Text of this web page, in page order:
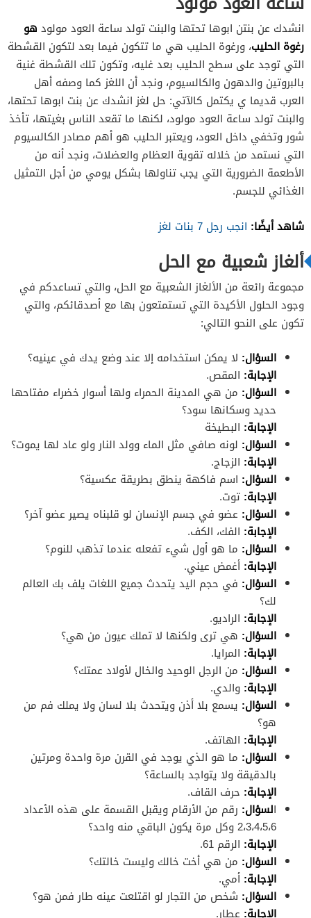
انشدك عن بنتن ابوها تحتها والبنت تولد ساعة العود مولود هو
رغوة الحليب، ورغوة الحليب هي ما تتكون فيما بعد لتكون القشطة
التي توجد على سطح الحليب بعد غليه، وتكون تلك القشطة غنية
بالبروتين والدهون والكالسيوم، ونجد أن اللغز كما وصفه أهل
العرب قديما ي يكتمل كالآتي: حل لغز انشدك عن بنت ابوها تحتها،
والبنت تولد ساعة العود مولود، لكنها ما تقعد الناس بغيتها، تأخذ
شور وتخفي داخل العود، ويعتبر الحليب هو أهم مصادر الكالسيوم
التي نستمد من خلاله تقوية العظام والعضلات، ونجد أنه من
الأطعمة الضرورية التي يجب تناولها بشكل يومي من أجل التمثيل
الغذائي للجسم.
شاهد أيضًا: انجب رجل 7 بنات لغز
ألغاز شعبية مع الحل
مجموعة رائعة من الألغاز الشعبية مع الحل، والتي تساعدكم في
وجود الحلول الأكيدة التي تستمتعون بها مع أصدقائكم، والتي
تكون على النحو التالي:
السؤال: لا يمكن استخدامه إلا عند وضع يدك في عينيه؟
الإجابة: المقص.
السؤال: من هي المدينة الحمراء ولها أسوار خضراء مفتاحها
حديد وسكانها سود؟
الإجابة: البطيخة
السؤال: لونه صافي مثل الماء وولد النار ولو عاد لها يموت؟
الإجابة: الزجاج.
السؤال: اسم فاكهة ينطق بطريقة عكسية؟
الإجابة: توت.
السؤال: عضو في جسم الإنسان لو قلبناه يصير عضو آخر؟
الإجابة: الفك، الكف.
السؤال: ما هو أول شيء تفعله عندما تذهب للنوم؟
الإجابة: أغمض عيني.
السؤال: في حجم اليد يتحدث جميع اللغات يلف بك العالم
لك؟
الإجابة: الراديو.
السؤال: هي ترى ولكنها لا تملك عيون من هي؟
الإجابة: المرايا.
السؤال: من الرجل الوحيد والخال لأولاد عمتك؟
الإجابة: والدي.
السؤال: يسمع بلا أذن ويتحدث بلا لسان ولا يملك فم من
هو؟
الإجابة: الهاتف.
السؤال: ما هو الذي يوجد في القرن مرة واحدة ومرتين
بالدقيقة ولا يتواجد بالساعة؟
الإجابة: حرف القاف.
السؤال: رقم من الأرقام ويقبل القسمة على هذه الأعداد
2،3،4،5،6 وكل مرة يكون الباقي منه واحد؟
الإجابة: الرقم 61.
السؤال: من هي أخت خالك وليست خالتك؟
الإجابة: أمي.
السؤال: شخص من التجار لو اقتلعت عينه طار فمن هو؟
الإجابة: عطار.